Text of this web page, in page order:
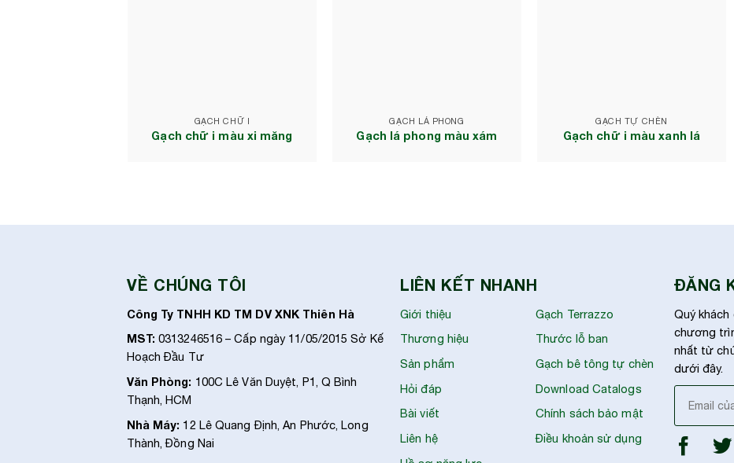
GẠCH CHỮ I
Gạch chữ i màu xi măng
GẠCH LÁ PHONG
Gạch lá phong màu xám
GẠCH TỰ CHÈN
Gạch chữ i màu xanh lá
VỀ CHÚNG TÔI
Công Ty TNHH KD TM DV XNK Thiên Hà
MST: 0313246516 – Cấp ngày 11/05/2015 Sở Kế
Hoạch Đầu Tư
Văn Phòng: 100C Lê Văn Duyệt, P1, Q Bình
Thạnh, HCM
Nhà Máy: 12 Lê Quang Định, An Phước, Long
Thành, Đồng Nai
LIÊN KẾT NHANH
Giới thiệu
Thương hiệu
Sản phẩm
Hỏi đáp
Bài viết
Liên hệ
Gạch Terrazzo
Thước lỗ ban
Gạch bê tông tự chèn
Download Catalogs
Chính sách bảo mật
Điều khoản sử dụng
ĐĂNG
Quý khách
chương
nhất từ
dưới đây.